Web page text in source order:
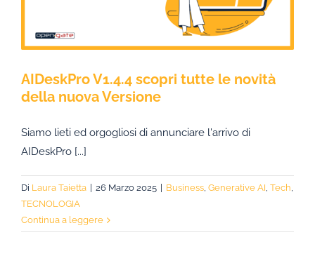
AIDeskPro V1.4.4 scopri tutte le novità
della nuova Versione
Siamo lieti ed orgogliosi di annunciare l'arrivo di
AIDeskPro [...]
Di Laura Taietta 26 Marzo 2025 Business, Generative AI, Tech,
TECNOLOGIA
Continua a leggere